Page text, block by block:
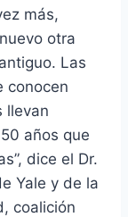
más,
otra
Las
conocen
llevan
años que
dice el Dr.
Yale y de la
coalición